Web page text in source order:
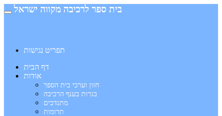
בית ספר לרכיבה מקווה ישראל
תפריט נגישות
דף הבית
אודות
חזון וערכי בית הספר
בגרות בענף הרכיבה
מתנדבים
תרומות